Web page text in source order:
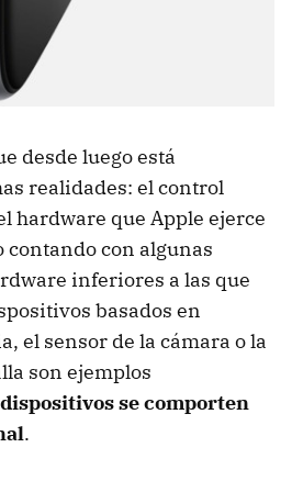
desde luego está
realidades: el control
hardware que Apple ejerce
con algunas
inferiores a las que
basados en
el sensor de la cámara o la
son ejemplos
se comporten
.